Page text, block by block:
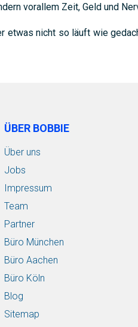
vorallem Zeit, Geld und
etwas nicht so läuft wie
ÜBER BOBBIE
Über uns
Jobs
Impressum
Team
Partner
Büro München
Büro Aachen
Büro Köln
Blog
Sitemap